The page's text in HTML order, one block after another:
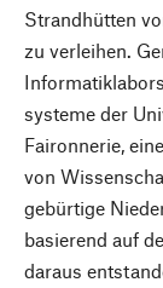
Strandhütten
zu verleihen.
systeme der
Faironnerie,
von
gebürtige
basierend auf
daraus